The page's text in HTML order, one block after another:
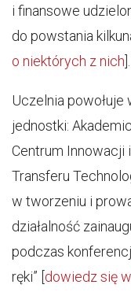
i finansowe
do powstania
o niektórych z nich ].
Uczelnia powołuje
jednostki:
Centrum Innowacji
Transferu
w tworzeniu i
działalność
podczas
ręki” [ dowiedz się